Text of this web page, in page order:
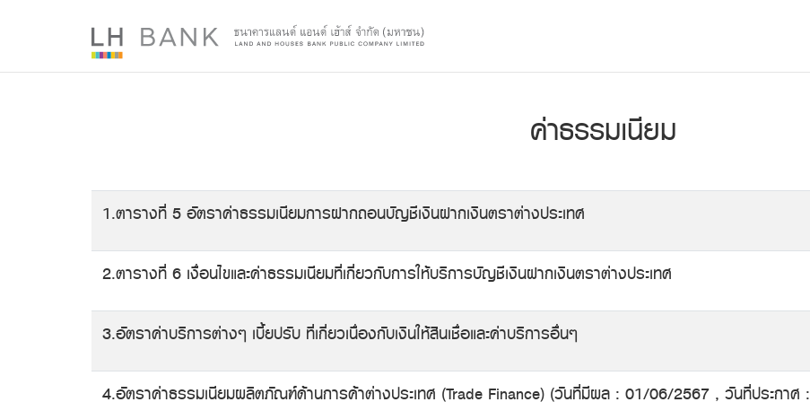
ค่าธรรมเนียม
1.ตารางที่ 5 อัตราค่าธรรมเนียมการฝากถอนบัญชีเงินฝากเงินตราต่างประเทศ
2.ตารางที่ 6 เงื่อนไขและค่าธรรมเนียมที่เกี่ยวกับการให้บริการบัญชีเงินฝากเงินตราต่างประเทศ
3.อัตราค่าบริการต่างๆ เบี้ยปรับ ที่เกี่ยวเนื่องกับเงินให้สินเชื่อและค่าบริการอื่นๆ
4.อัตราค่าธรรมเนียมผลิตภัณฑ์ด้านการค้าต่างประเทศ (Trade Finance) (วันที่มีผล : 01/06/2567 , วันที่ประกาศ :